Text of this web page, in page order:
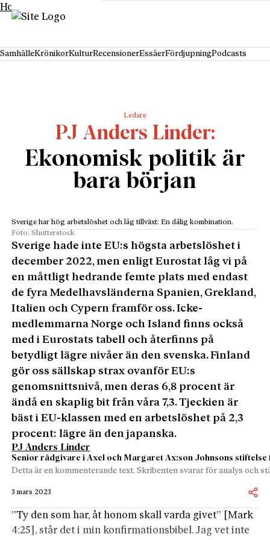
Hoppa till innehåll
SamhälleKrönikorKulturRecensionerEssäerFördjupningPodcasts
Ledare
PJ Anders Linder
Ekonomisk politik är
bara början
Sverige har hög arbetslöshet och låg tillväxt: En dålig kombination.
Foto: Shutterstock
Sverige hade inte EU:s högsta arbetslöshet i
december 2022, men enligt Eurostat låg vi på
en måttligt hedrande femte plats med endast
de fyra Medelhavsländerna Spanien, Grekland,
Italien och Cypern framför oss. Icke-
medlemmarna Norge och Island finns också
med i Eurostats tabell och återfinns på
betydligt lägre nivåer än den svenska. Finland
gör oss sällskap strax ovanför EU:s
genomsnittsnivå, men deras 6,8 procent är
ändå en skaplig bit från våra 7,3. Tjeckien är
bäst i EU-klassen med en arbetslöshet på 2,3
procent: lägre än den japanska.
PJ Anders Linder
Senior rådgivare i Axel och Margaret Ax:son Johnsons stiftelse
Detta är en kommenterande text. Skribenten svarar för analys och
3 mars 2023
”Ty den som har, åt honom skall varda givet” [Mark
4:25], står det i min konfirmations­bibel. Jag vet inte